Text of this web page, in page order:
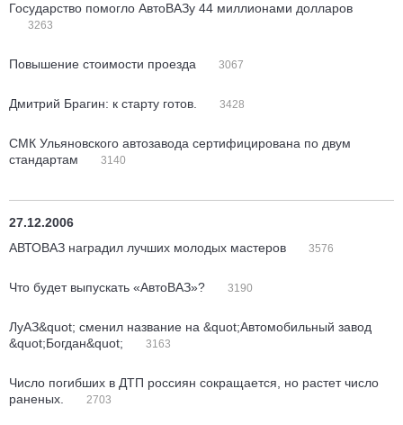
Государство помогло АвтоВАЗу 44 миллионами долларов
3263
Повышение стоимости проезда 3067
Дмитрий Брагин: к старту готов. 3428
СМК Ульяновского автозавода сертифицирована по двум
стандартам
3140
27.12.2006
АВТОВАЗ наградил лучших молодых мастеров
3576
Что будет выпускать «АвтоВАЗ»? 3190
ЛуАЗ&quot; сменил название на &quot;Автомобильный завод
&quot;Богдан&quot;
3163
Число погибших в ДТП россиян сокращается, но растет число
раненых.
2703